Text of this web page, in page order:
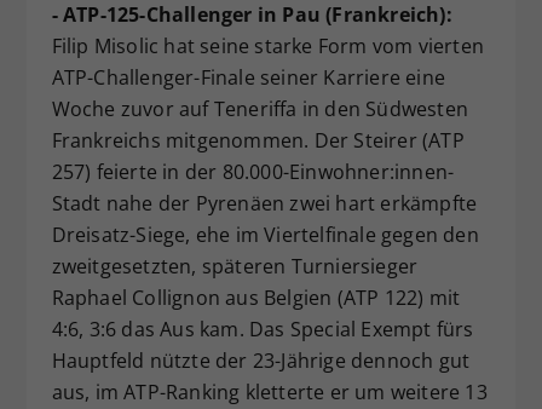
- ATP-125-Challenger in Pau (Frankreich):
Filip Misolic hat seine starke Form vom vierten
ATP-Challenger-Finale seiner Karriere eine
Woche zuvor auf Teneriffa in den Südwesten
Frankreichs mitgenommen. Der Steirer (ATP
257) feierte in der 80.000-Einwohner:innen-
Stadt nahe der Pyrenäen zwei hart erkämpfte
Dreisatz-Siege, ehe im Viertelfinale gegen den
zweitgesetzten, späteren Turniersieger
Raphael Collignon aus Belgien (ATP 122) mit
4:6, 3:6 das Aus kam. Das Special Exempt fürs
Hauptfeld nützte der 23-Jährige dennoch gut
aus, im ATP-Ranking kletterte er um weitere 13